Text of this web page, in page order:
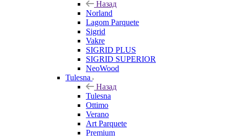
Назад
Norland
Lagom Parquete
Sigrid
Vakre
SIGRID PLUS
SIGRID SUPERIOR
NeoWood
Tulesna
Назад
Tulesna
Ottimo
Verano
Art Parquete
Premium